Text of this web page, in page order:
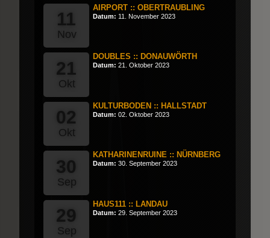
11
Nov
AIRPORT :: OBERTRAUBLING
Datum: 11. November 2023
21
Okt
DOUBLES :: DONAUWÖRTH
Datum: 21. Oktober 2023
02
Okt
KULTURBODEN :: HALLSTADT
Datum: 02. Oktober 2023
30
Sep
KATHARINENRUINE :: NÜRNBERG
Datum: 30. September 2023
29
Sep
HAUS111 :: LANDAU
Datum: 29. September 2023